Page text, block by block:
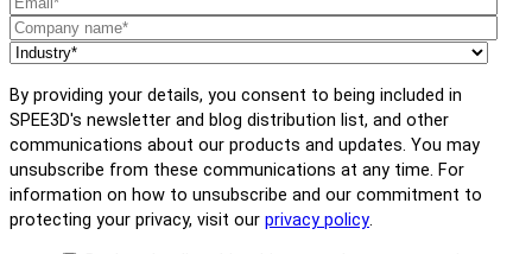
By providing your details, you consent to being included in
SPEE3D's newsletter and blog distribution list, and other
communications about our products and updates. You may
unsubscribe from these communications at any time. For
information on how to unsubscribe and our commitment to
protecting your privacy, visit our privacy policy.